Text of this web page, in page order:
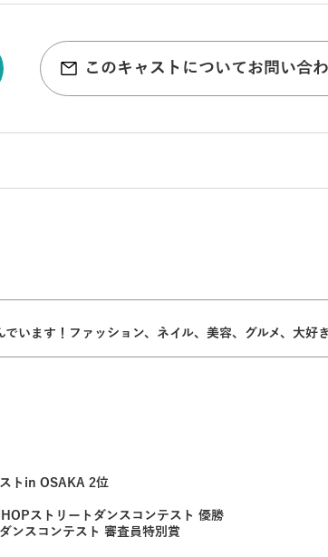
このキャストについてお問い合
います！ファッション、ネイル、美容、グルメ、大
トin OSAKA 2位
ストリートダンスコンテスト 優勝
ンスコンテスト 審査員特別賞